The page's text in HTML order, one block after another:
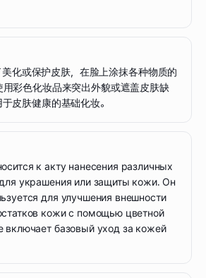
美化或保护皮肤，在脸上涂抹各种物质的
彩色化妆品来突出外貌或遮盖皮肤缺
皮肤健康的基础化妆。
к акту нанесения различных
украшения или защиты кожи. Он
для улучшения внешности
кожи с помощью цветной
включает базовый уход за кожей